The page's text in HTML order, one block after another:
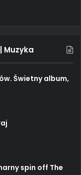
Muzyka
Świetny album,
spin off The